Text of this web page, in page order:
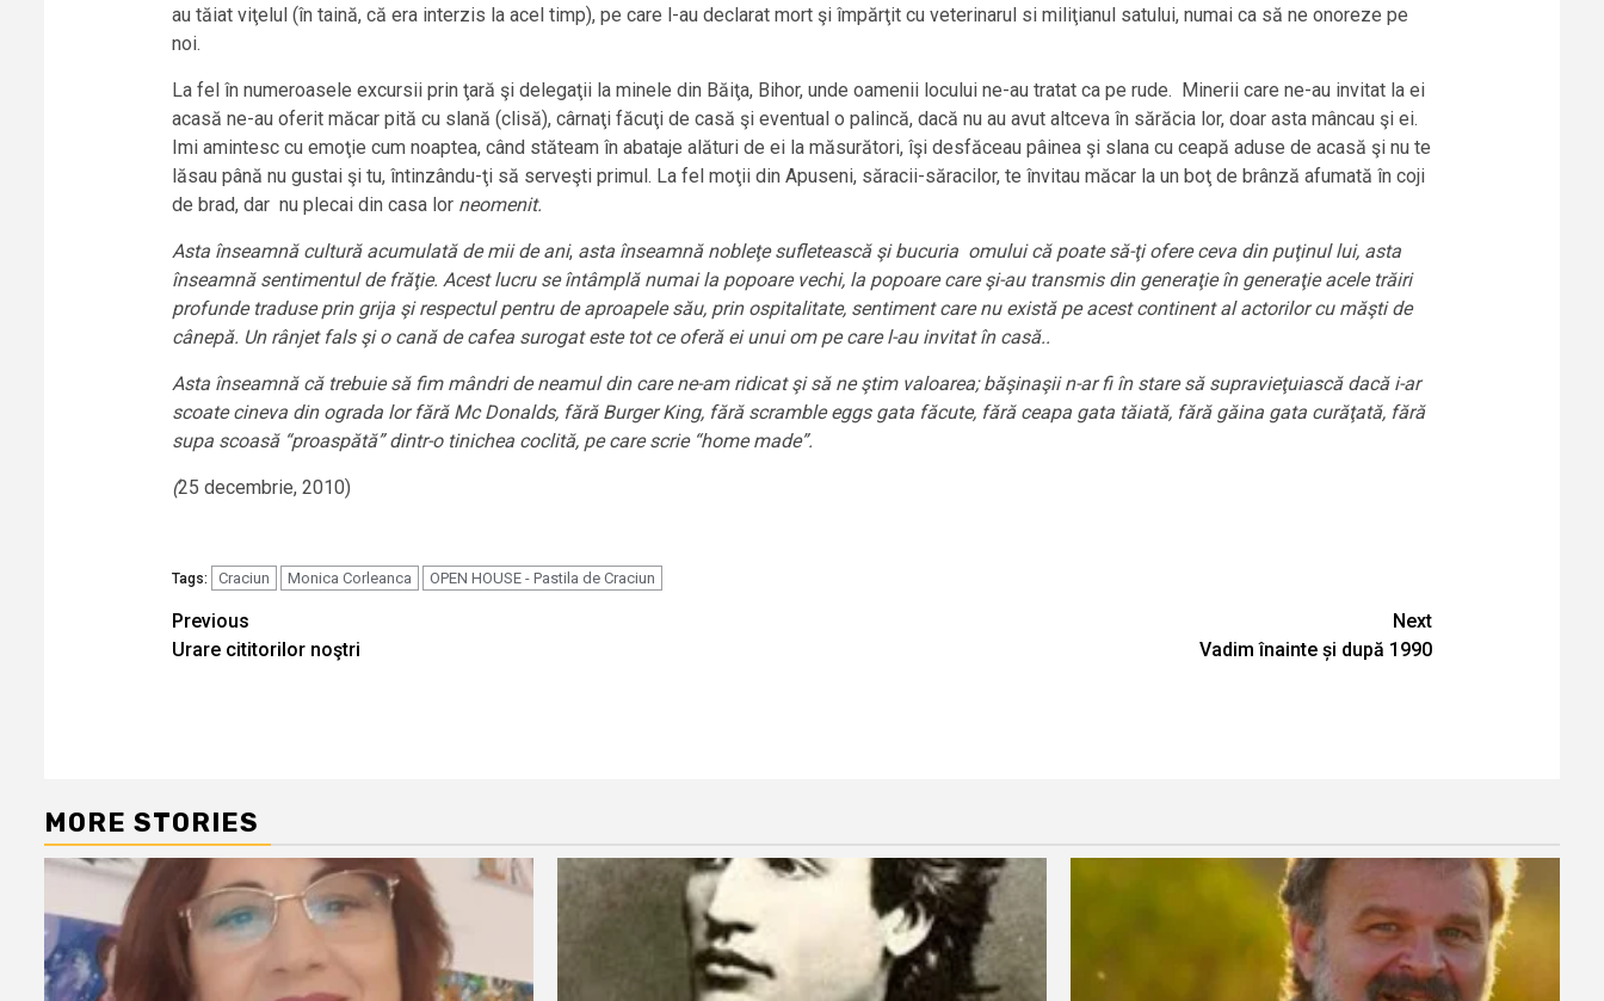
au tăiat viţelul (în taină, că era interzis la acel timp), pe care l-au declarat mort şi împărţit cu veterinarul si miliţianul satului, numai ca să ne onoreze pe
noi.
La fel în numeroasele excursii prin ţară şi delegaţii la minele din Băiţa, Bihor, unde oamenii locului ne-au tratat ca pe rude. Minerii care ne-au invitat la ei
acasă ne-au oferit măcar pită cu slană (clisă), cârnaţi făcuţi de casă şi eventual o palincă, dacă nu au avut altceva în sărăcia lor, doar asta mâncau şi ei.
Imi amintesc cu emoţie cum noaptea, când stăteam în abataje alături de ei la măsurători, îşi desfăceau pâinea şi slana cu ceapă aduse de acasă şi nu te
lăsau până nu gustai şi tu, întinzându-ţi să serveşti primul. La fel moţii din Apuseni, săracii-săracilor, te învitau măcar la un boţ de brânză afumată în coji
de brad, dar nu plecai din casa lor neomenit.
Asta înseamnă cultură acumulată de mii de ani, asta înseamnă nobleţe sufletească şi bucuria omului că poate să-ţi ofere ceva din puţinul lui, asta
înseamnă sentimentul de frăţie. Acest lucru se întâmplă numai la popoare vechi, la popoare care şi-au transmis din generaţie în generaţie acele trăiri
profunde traduse prin grija şi respectul pentru de aproapele său, prin ospitalitate, sentiment care nu există pe acest continent al actorilor cu măşti de
cânepă. Un rânjet fals şi o cană de cafea surogat este tot ce oferă ei unui om pe care l-au invitat în casă..
Asta înseamnă că trebuie să fim mândri de neamul din care ne-am ridicat şi să ne ştim valoarea; băşinaşii n-ar fi în stare să supravieţuiască dacă i-ar
scoate cineva din ograda lor fără Mc Donalds, fără Burger King, fără scramble eggs gata făcute, fără ceapa gata tăiată, fără găina gata curăţată, fără
supa scoasă “proaspătă” dintr-o tinichea coclită, pe care scrie “home made”.
(25 decembrie, 2010)
Tags: Craciun Monica Corleanca OPEN HOUSE - Pastila de Craciun
Continue
Reading
Previous
Urare cititorilor noştri
Next
Vadim înainte și după 1990
MORE STORIES